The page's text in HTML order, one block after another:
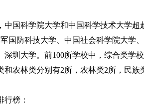
国科学院大学和中国科学技术大学
国防科技大学、中国社会科学院大学
圳大学。前100所学校中，综合类学
农林类分别有2所，农林类2所，民
榜：